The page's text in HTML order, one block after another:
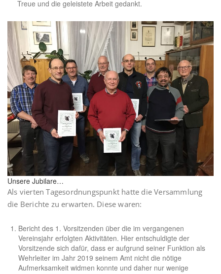
Treue und die geleistete Arbeit gedankt.
Unsere Jubilare…
Als vierten Tagesordnungspunkt hatte die Versammlung
die Berichte zu erwarten. Diese waren:
Bericht des 1. Vorsitzenden über die im vergangenen
Vereinsjahr erfolgten Aktivitäten. Hier entschuldigte der
Vorsitzende sich dafür, dass er aufgrund seiner Funktion als
Wehrleiter im Jahr 2019 seinem Amt nicht die nötige
Aufmerksamkeit widmen konnte und daher nur wenige